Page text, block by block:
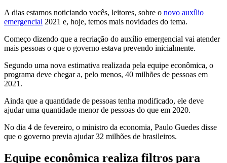
A dias estamos noticiando vocês, leitores, sobre o novo auxílio
emergencial 2021 e, hoje, temos mais novidades do tema.
Começo dizendo que a recriação do auxílio emergencial vai atender
mais pessoas o que o governo estava prevendo inicialmente.
Segundo uma nova estimativa realizada pela equipe econômica, o
programa deve chegar a, pelo menos, 40 milhões de pessoas em
2021.
Ainda que a quantidade de pessoas tenha modificado, ele deve
ajudar uma quantidade menor de pessoas do que em 2020.
No dia 4 de fevereiro, o ministro da economia, Paulo Guedes disse
que o governo previa ajudar 32 milhões de brasileiros.
Equipe econômica realiza filtros para